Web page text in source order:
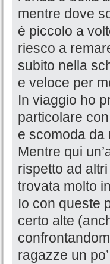
mentre dove
è piccolo a
riesco a
subito nella
e veloce per
In viaggio ho
particolare con
e scomoda da
Mentre qui
rispetto ad
trovata molto
Io con queste
certo alte
ragazze un